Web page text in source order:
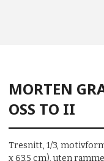
MORTEN
OSS TO II
Tresnitt, 1/3,
x 63,5 cm), uten ramme